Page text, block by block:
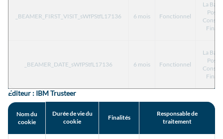
_BEAMER_FIRST_VISIT_sWfPStfL17136 6 mois Fonctionnel
La
_BEAMER_DATE_sWfPStfL17136 6 mois Fonctionnel
La
Editeur : IBM Trusteer
Nom du
cookie
Durée de vie du
cookie
Finalités
Responsable de
traitement